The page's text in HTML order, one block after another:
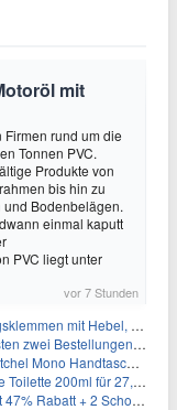
mit
rund um die
Tonnen PVC.
Produkte von
bis hin zu
und Bodenbelägen.
einmal kaputt
PVC liegt unter
vor 7 Stunden
Hebel, 50 Stück für 14,99€
für Neukunden
Handtasche für 73,97€
200ml für 27,99€
Zwiesel Gläser GRATIS für 29,99€